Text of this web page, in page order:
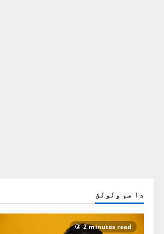
دا هم ولولئ
2 minutes read